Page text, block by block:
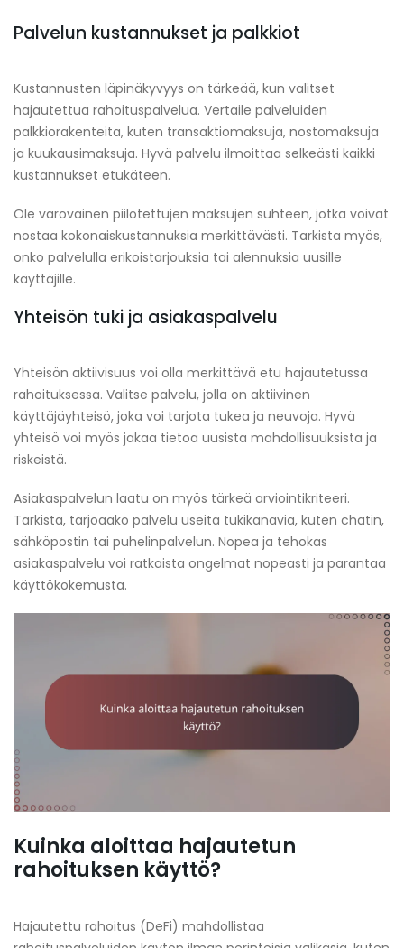
Palvelun kustannukset ja palkkiot
Kustannusten läpinäkyvyys on tärkeää, kun valitset
hajautettua rahoituspalvelua. Vertaile palveluiden
palkkiorakenteita, kuten transaktiomaksuja, nostomaksuja
ja kuukausimaksuja. Hyvä palvelu ilmoittaa selkeästi kaikki
kustannukset etukäteen.
Ole varovainen piilotettujen maksujen suhteen, jotka voivat
nostaa kokonaiskustannuksia merkittävästi. Tarkista myös,
onko palvelulla erikoistarjouksia tai alennuksia uusille
käyttäjille.
Yhteisön tuki ja asiakaspalvelu
Yhteisön aktiivisuus voi olla merkittävä etu hajautetussa
rahoituksessa. Valitse palvelu, jolla on aktiivinen
käyttäjäyhteisö, joka voi tarjota tukea ja neuvoja. Hyvä
yhteisö voi myös jakaa tietoa uusista mahdollisuuksista ja
riskeistä.
Asiakaspalvelun laatu on myös tärkeä arviointikriteeri.
Tarkista, tarjoaako palvelu useita tukikanavia, kuten chatin,
sähköpostin tai puhelinpalvelun. Nopea ja tehokas
asiakaspalvelu voi ratkaista ongelmat nopeasti ja parantaa
käyttökokemusta.
Kuinka aloittaa hajautetun
rahoituksen käyttö?
Hajautettu rahoitus (DeFi) mahdollistaa